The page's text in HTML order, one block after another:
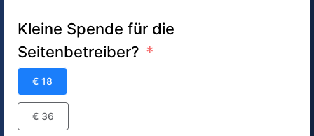
Kleine Spende für die
Seitenbetreiber?
€ 18
€ 36